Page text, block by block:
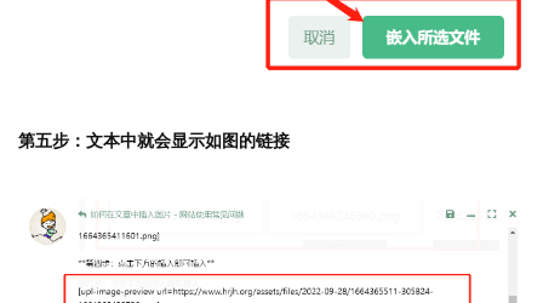
第五步：文本中就会显示如图的链接